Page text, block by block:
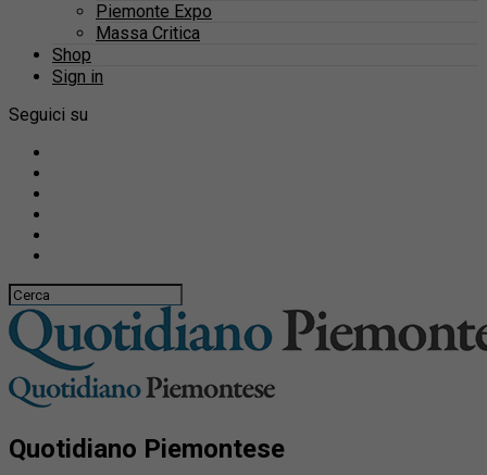
Piemonte Expo
Massa Critica
Shop
Sign in
Seguici su
Quotidiano Piemontese